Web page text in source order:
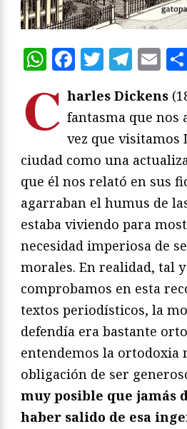
WhatsApp
Facebook
Twitter
C harles Dickens
fantasma que nos
vez que visitamos
ciudad como una
que él nos relató en sus
agarraban el humus de
estaba viviendo para
necesidad imperiosa de
morales. En realidad, tal
comprobamos en esta
textos periodísticos, la
defendía era bastante
entendemos la ortodoxia
obligación de ser
muy posible que jamás
haber salido de esa